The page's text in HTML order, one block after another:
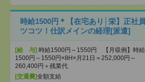
時給1500円＊【在宅あり│栄】正社
ツコツ！仕訳メインの経理[派遣]
[給 与] 時給1500円～1550円 【月収例】時給
1500円～1550円×8H×月21日＝252,000円～
260,400円＋残業代
[交通費]全額支給